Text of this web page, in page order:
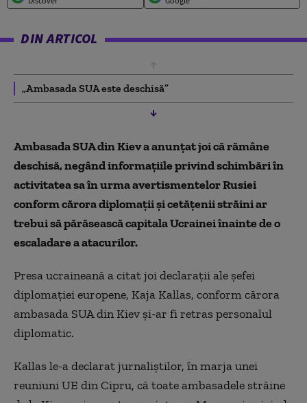
DIN ARTICOL
„Ambasada SUA este deschisă”
Ambasada SUA din Kiev a anunţat joi că rămâne
deschisă, negând informaţiile privind schimbări în
activitatea sa în urma avertismentelor Rusiei
conform cărora diplomaţii şi cetăţenii străini ar
trebui să părăsească capitala Ucrainei înainte de o
escaladare a atacurilor.
Presa ucraineană a citat joi declaraţii ale şefei
diplomaţiei europene, Kaja Kallas, conform cărora
ambasada SUA din Kiev şi-ar fi retras personalul
diplomatic.
Kallas le-a declarat jurnaliştilor, în marja unei
reuniuni UE din Cipru, că toate ambasadele străine